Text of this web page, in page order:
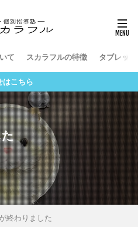
て スカラフルの特徴 タブレッ
終わりました